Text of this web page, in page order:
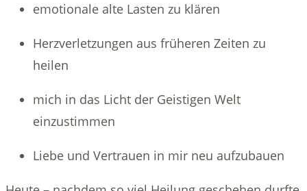
emotionale alte Lasten zu klären
Herzverletzungen aus früheren Zeiten zu
heilen
mich in das Licht der Geistigen Welt
einzustimmen
Liebe und Vertrauen in mir neu aufzubauen